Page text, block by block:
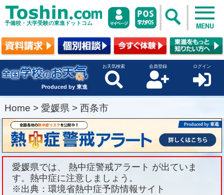
予備校・大学受験の東進ドットコム MENU
Produced by 東進
お天気検索 会員登録 ログイン
Home > 愛媛県 > 西条市
愛媛県では、 熱中症警戒アラート が出ていま
す。熱中症に注意しましょう。
※出典：環境省熱中症予防情報サイト